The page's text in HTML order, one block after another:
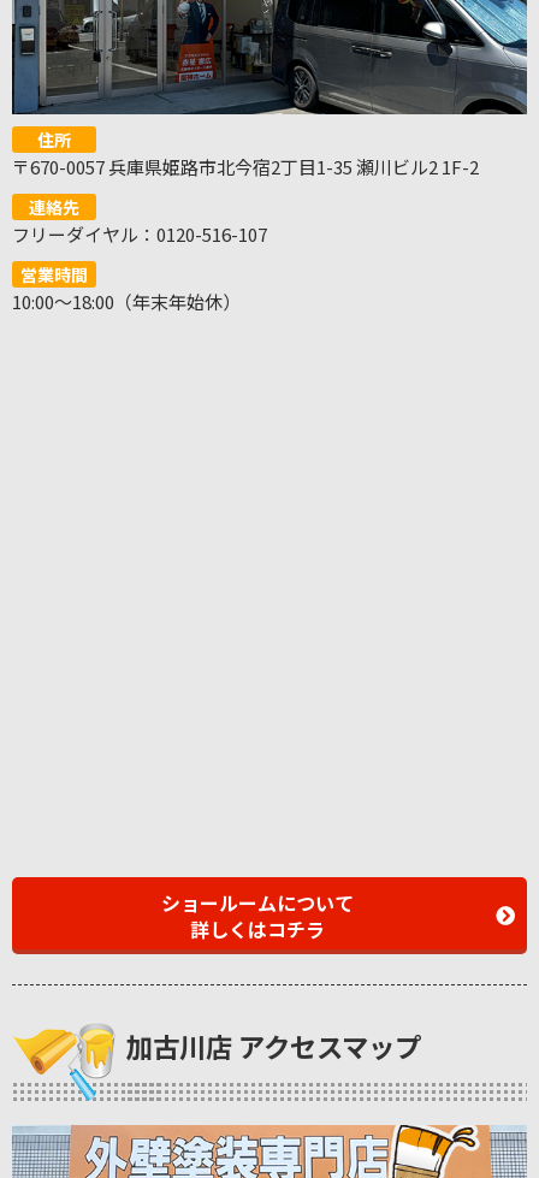
住所
〒670-0057 兵庫県姫路市北今宿2丁目1-35 瀬川ビル2 1F-2
連絡先
フリーダイヤル：0120-516-107
営業時間
10:00～18:00（年末年始休）
ショールームについて
詳しくはコチラ
加古川店 アクセスマップ